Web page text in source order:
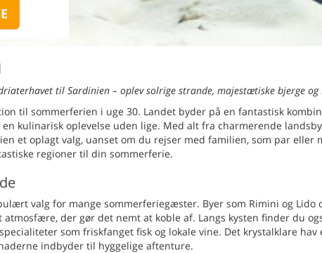
til Sardinien – oplev solrige strande, majestætiske bjerge
til sommerferien i uge 30. Landet byder på en fantastisk
kulinarisk oplevelse uden lige. Med alt fra charmerende
et oplagt valg, uanset om du rejser med familien, som par eller
regioner til din sommerferie.
valg for mange sommerferiegæster. Byer som Rimini og Lido
der gør det nemt at koble af. Langs kysten finder du
som friskfanget fisk og lokale vine. Det krystalklare
indbyder til hyggelige aftenture.